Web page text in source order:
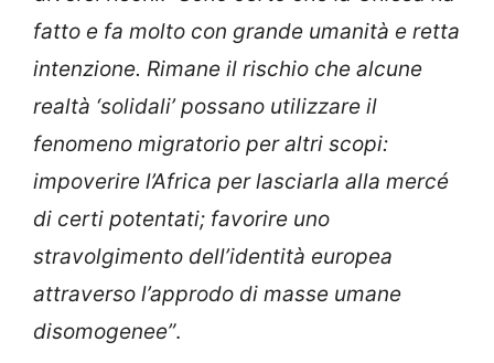
fatto e fa molto con grande umanità e retta
intenzione. Rimane il rischio che alcune
realtà ‘solidali’ possano utilizzare il
fenomeno migratorio per altri scopi:
impoverire l’Africa per lasciarla alla mercé
di certi potentati; favorire uno
stravolgimento dell’identità europea
attraverso l’approdo di masse umane
disomogenee”.